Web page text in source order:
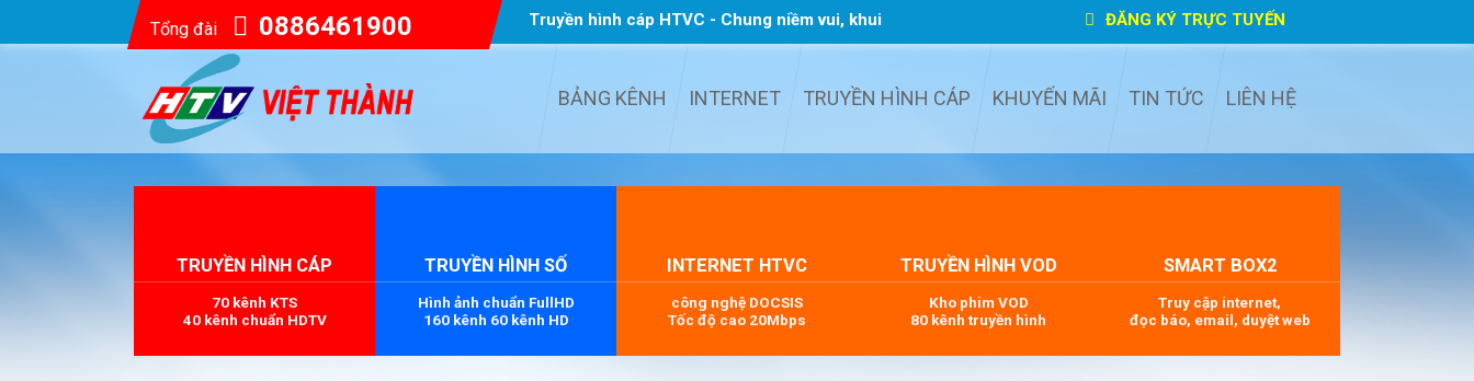
Tổng đài 0886461900 Truyền hình cáp HTVC - Chung niềm vui, khui ĐĂNG KÝ TRỰC TUYẾN
BẢNG KÊNH INTERNET TRUYỀN HÌNH CÁP KHUYẾN MÃI TIN TỨC LIÊN HỆ
TRUYỀN HÌNH CÁP
70 kênh KTS
40 kênh chuẩn HDTV
TRUYỀN HÌNH SỐ
Hình ảnh chuẩn FullHD
160 kênh 60 kênh HD
INTERNET HTVC
công nghệ DOCSIS
Tốc độ cao 20Mbps
TRUYỀN HÌNH VOD
Kho phim VOD
80 kênh truyền hình
SMART BOX2
Truy cập internet,
đọc báo, email, duyệt web